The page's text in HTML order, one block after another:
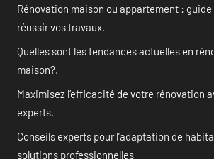
Rénovation maison ou appartement :
réussir vos travaux.
Quelles sont les tendances actuelles en
maison?.
Maximisez l’efficacité de votre rénovation
experts.
Conseils experts pour l’adaptation de
solutions professionnelles